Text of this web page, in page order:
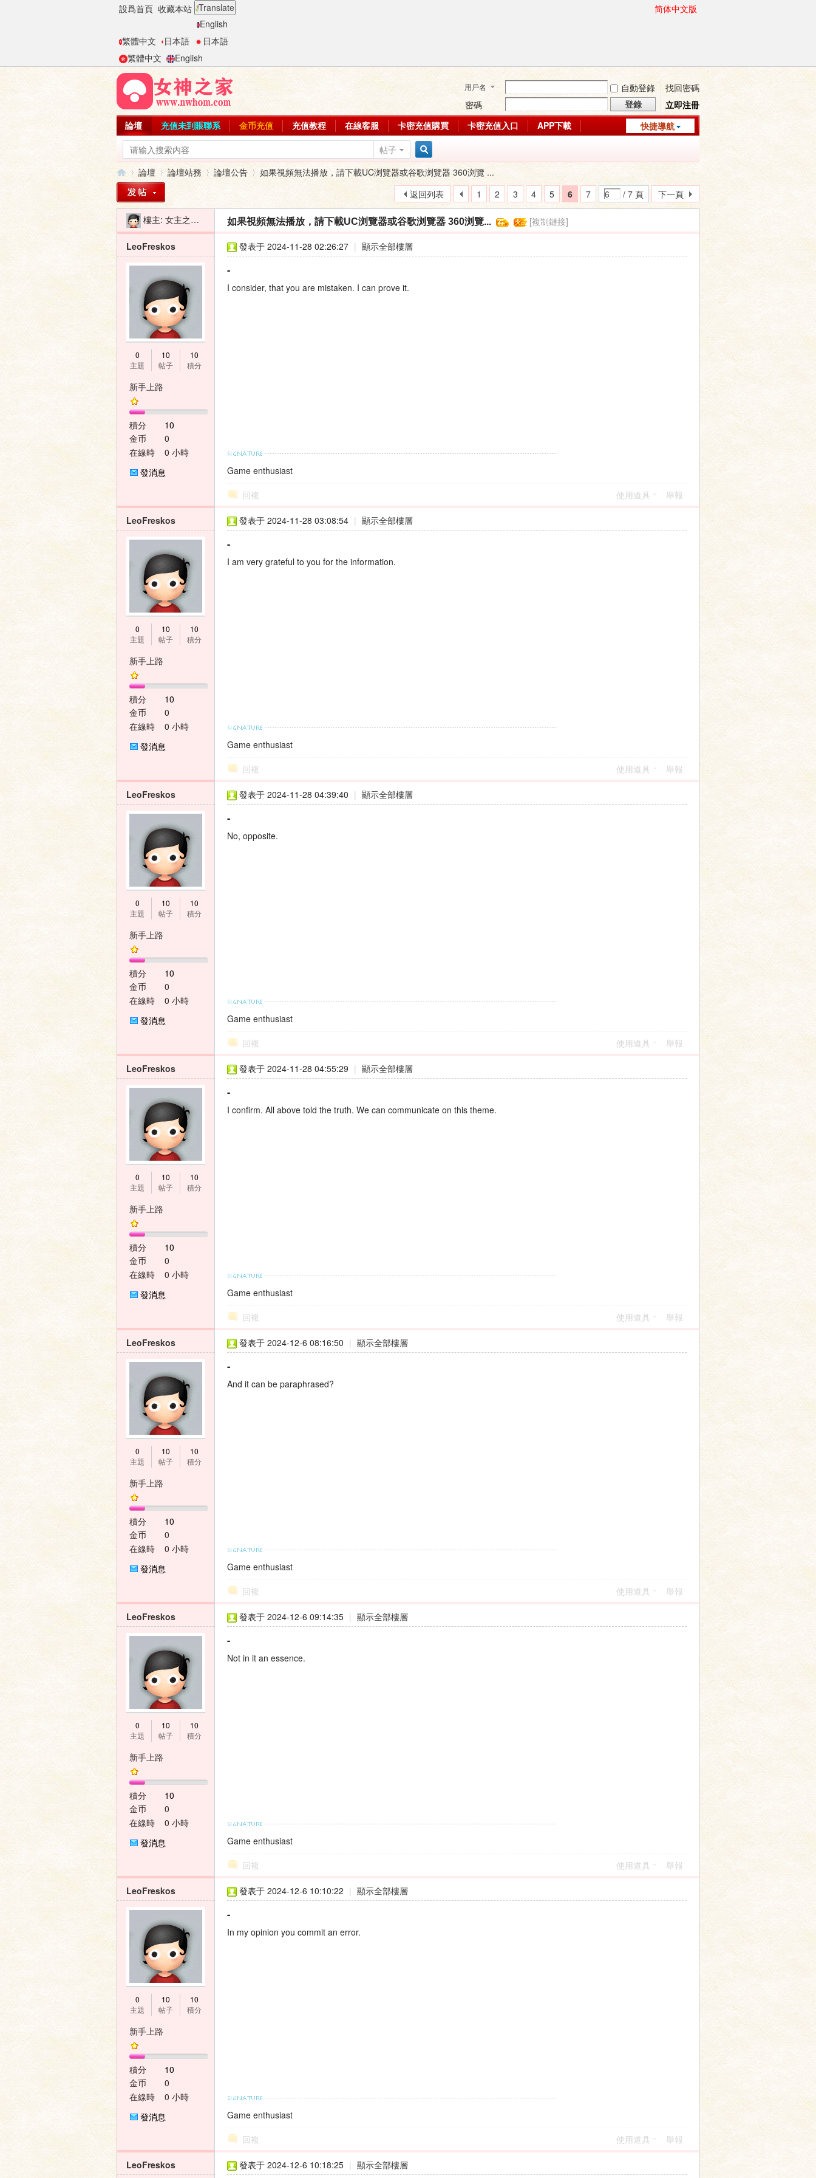
設爲首頁 收藏本站 Translate
English
繁體中文
日本語
日本語
繁體中文
English
简体中文版
用戶名 自動登錄
找回密碼
密碼
登錄
立即注冊
快捷導航
論壇 充值未到賬聯系 金币充值 充值教程 在線客服 卡密充值購買 卡密充值入口
APP下載
帖子
搜
索
»
論壇
›
論壇站務 論壇公告
›
如果視頻無法播放，請下載UC浏覽器或谷歌浏覽器 360浏覽 ...
1
2 3 4 5 6 7 / 7 頁 下一頁
返回列表
樓主: 女主之家-二麻子 如果視頻無法播放，請下載UC浏覽器或谷歌浏覽器 360浏覽... [複制鏈接]
LeoFreskos
0
主題
10
帖子
10
積分
新手上路
積分
10
金币
0
在線時
0 小時
發消息
發表于 2024-11-28 02:26:27 | 顯示全部樓層
-
I consider, that you are mistaken. I can prove it.
Game enthusiast
回複
使用道具 舉報
LeoFreskos
0
主題
10
帖子
10
積分
新手上路
積分
10
金币
0
在線時
0 小時
發消息
發表于 2024-11-28 03:08:54 | 顯示全部樓層
-
I am very grateful to you for the information.
Game enthusiast
回複
使用道具 舉報
LeoFreskos
0
主題
10
帖子
10
積分
新手上路
積分
10
金币
0
在線時
0 小時
發消息
發表于 2024-11-28 04:39:40 | 顯示全部樓層
-
No, opposite.
Game enthusiast
回複
使用道具 舉報
LeoFreskos
0
主題
10
帖子
10
積分
新手上路
積分
10
金币
0
在線時
0 小時
發消息
發表于 2024-11-28 04:55:29 | 顯示全部樓層
-
I confirm. All above told the truth. We can communicate on this theme.
Game enthusiast
回複
使用道具 舉報
LeoFreskos
0
主題
10
帖子
10
積分
新手上路
積分
10
金币
0
在線時
0 小時
發消息
發表于 2024-12-6 08:16:50 | 顯示全部樓層
-
And it can be paraphrased?
Game enthusiast
回複
使用道具 舉報
LeoFreskos
0
主題
10
帖子
10
積分
新手上路
積分
10
金币
0
在線時
0 小時
發消息
發表于 2024-12-6 09:14:35 | 顯示全部樓層
-
Not in it an essence.
Game enthusiast
回複
使用道具 舉報
LeoFreskos
0
主題
10
帖子
10
積分
新手上路
積分
10
金币
0
在線時
0 小時
發消息
發表于 2024-12-6 10:10:22 | 顯示全部樓層
-
In my opinion you commit an error.
Game enthusiast
回複
使用道具 舉報
LeoFreskos 發表于 2024-12-6 10:18:25 | 顯示全部樓層